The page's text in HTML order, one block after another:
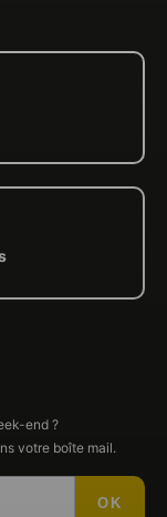
end ?
votre boîte mail.
OK